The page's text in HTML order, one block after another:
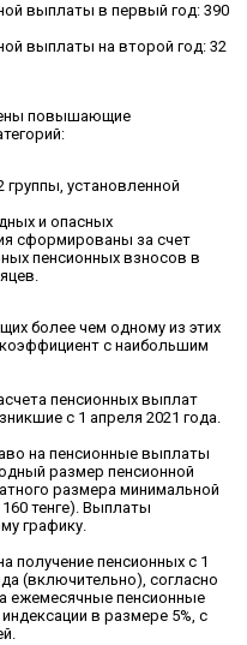
выплаты в первый год: 390
выплаты на второй год: 32
повышающие
установленной
и опасных
сформированы за счет
пенсионных взносов в
более чем одному из этих
с наибольшим
пенсионных выплат
c 1 апреля 2021 года.
на пенсионные выплаты
размер пенсионной
размера минимальной
160 тенге). Выплаты
графику.
получение пенсионных с 1
(включительно), согласно
ежемесячные пенсионные
в размере 5%, с